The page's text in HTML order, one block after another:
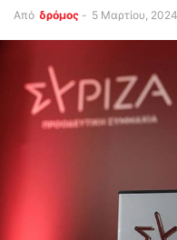
Από δρόμος - 5 Μαρτίου, 2024